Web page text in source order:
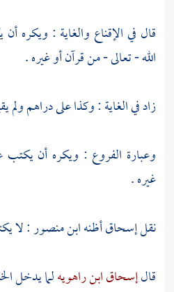
قال في الإقناع والغاية : ويكره
الله - تعالى - من قرآن أو غيره .
زاد في الغاية : وكذا على دراهم ولم
وعبارة الفروع : ويكره أن يكتب
غيره .
نقلإسحاقأظنهابن منصور: لا
قالإسحاق ابن راهويهلما يدخل